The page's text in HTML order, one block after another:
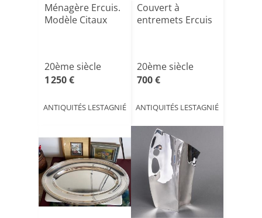
Ménagère Ercuis.
Modèle Citaux
20ème siècle
1 250 €
ANTIQUITÉS LESTAGNIÉ
Couvert à
entremets Ercuis
20ème siècle
700 €
ANTIQUITÉS LESTAGNIÉ